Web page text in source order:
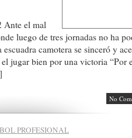
Ante el mal
luego de tres jornadas no ha
camotera se sinceró y
jugar bien por una victoria “Por
No
PROFESIONAL